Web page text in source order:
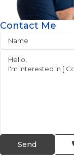
Contact Me